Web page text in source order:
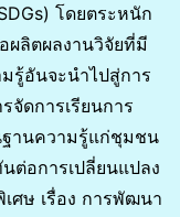
โดยตระหนัก
ลิตผลงานวิจัยที่มี
รู้อันจะนำไปสู่การ
ดการเรียนการ
ฐานความรู้แก่ชุมชน
ต่อการเปลี่ยนแปลง
ศษ เรื่อง การพัฒนา